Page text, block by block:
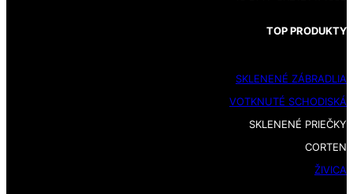
TOP PRODUKTY
SKLENENÉ ZÁBRADLIA
VOTKNUTÉ SCHODISKÁ
SKLENENÉ PRIEČKY
CORTEN
ŽIVICA